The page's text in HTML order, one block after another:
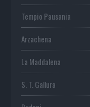
Tempio Pausania
Arzachena
La Maddalena
S. T. Gallura